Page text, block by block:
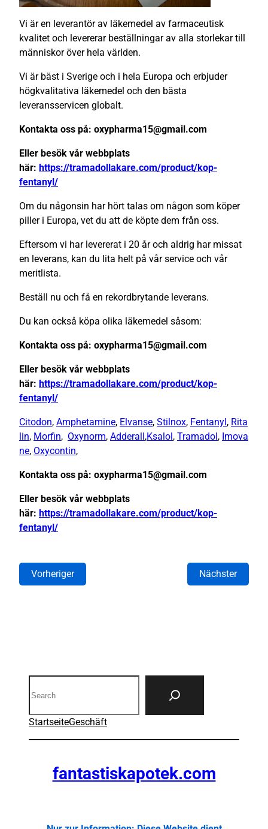
Vi är en leverantör av läkemedel av farmaceutisk
kvalitet och levererar beställningar av alla storlekar till
människor över hela världen.
Vi är bäst i Sverige och i hela Europa och erbjuder
högkvalitativa läkemedel och den bästa
leveransservicen globalt.
Kontakta oss på: oxypharma15@gmail.com
Eller besök vår webbplats
här: https://tramadollakare.com/product/kop-
fentanyl/
Om du någonsin har hört talas om någon som köper
piller i Europa, vet du att de köpte dem från oss.
Eftersom vi har levererat i 20 år och aldrig har missat
en leverans, kan du lita helt på vår service och vår
meritlista.
Beställ nu och få en rekordbrytande leverans.
Du kan också köpa olika läkemedel såsom:
Kontakta oss på: oxypharma15@gmail.com
Eller besök vår webbplats
här: https://tramadollakare.com/product/kop-
fentanyl/
Citodon, Amphetamine, Elvanse, Stilnox, Fentanyl , Rita
lin, Morfin, Oxynorm, Adderall ,Ksalol , Tramadol , Imova
ne, Oxycontin,
Kontakta oss på: oxypharma15@gmail.com
Eller besök vår webbplats
här: https://tramadollakare.com/product/kop-
fentanyl/
Vorheriger Nächster
StartseiteGeschäft
fantastiskapotek.com